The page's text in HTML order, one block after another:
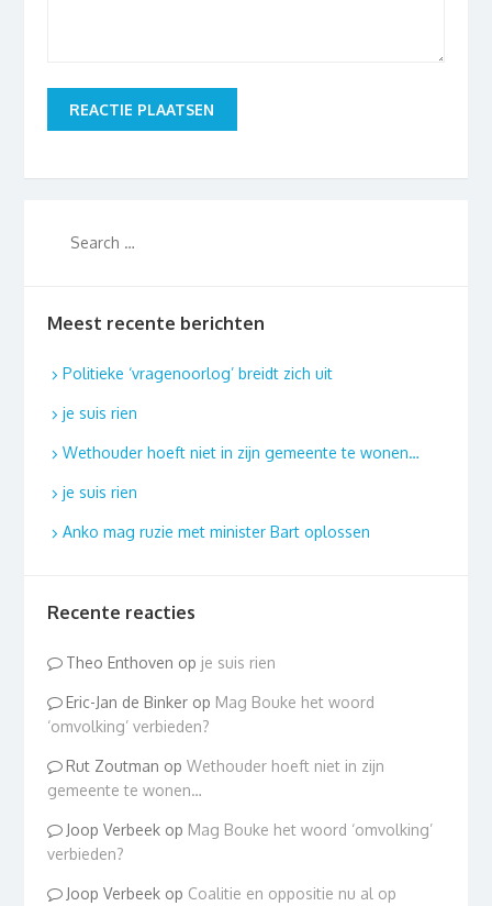
Meest recente berichten
Politieke ‘vragenoorlog’ breidt zich uit
je suis rien
Wethouder hoeft niet in zijn gemeente te wonen…
je suis rien
Anko mag ruzie met minister Bart oplossen
Recente reacties
Theo Enthoven op je suis rien
Eric-Jan de Binker op Mag Bouke het woord
‘omvolking’ verbieden?
Rut Zoutman opWethouder hoeft niet in zijn
gemeente te wonen…
Joop Verbeek op Mag Bouke het woord ‘omvolking’
verbieden?
Joop Verbeek op Coalitie en oppositie nu al op